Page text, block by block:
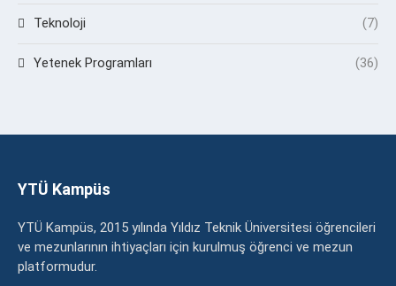
Teknoloji (7)
Yetenek Programları (36)
YTÜ Kampüs
YTÜ Kampüs, 2015 yılında Yıldız Teknik Üniversitesi öğrencileri
ve mezunlarının ihtiyaçları için kurulmuş öğrenci ve mezun
platformudur.